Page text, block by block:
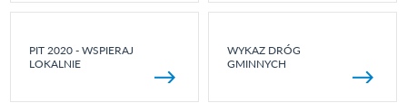
PIT 2020 - WSPIERAJ
LOKALNIE
WYKAZ DRÓG
GMINNYCH